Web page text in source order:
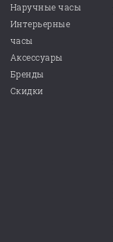
Наручные часы
Интерьерные
часы
Аксессуары
Бренды
Скидки